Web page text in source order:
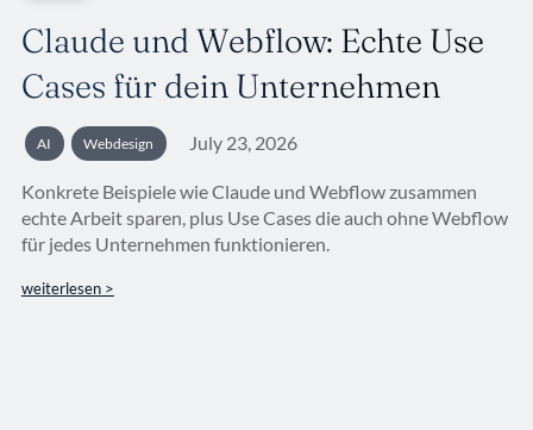
Claude und Webflow: Echte Use
Cases für dein Unternehmen
AI Webdesign July 23, 2026
Konkrete Beispiele wie Claude und Webflow zusammen
echte Arbeit sparen, plus Use Cases die auch ohne Webflow
für jedes Unternehmen funktionieren.
weiterlesen >